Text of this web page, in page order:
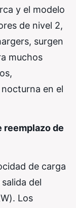
y el modelo
de nivel 2,
surgen
muchos
en el
reemplazo de
de carga
del
Los